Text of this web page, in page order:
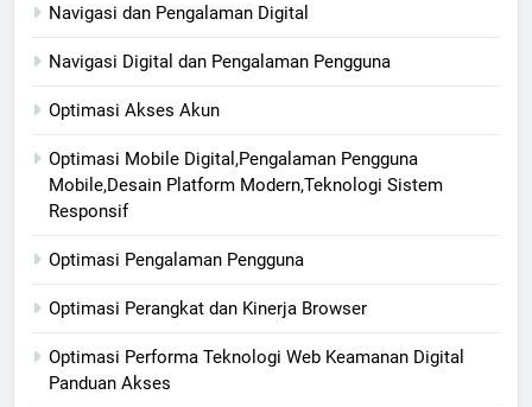
Navigasi dan Pengalaman Digital
Navigasi Digital dan Pengalaman Pengguna
Optimasi Akses Akun
Optimasi Mobile Digital,Pengalaman Pengguna
Mobile,Desain Platform Modern,Teknologi Sistem
Responsif
Optimasi Pengalaman Pengguna
Optimasi Perangkat dan Kinerja Browser
Optimasi Performa Teknologi Web Keamanan Digital
Panduan Akses